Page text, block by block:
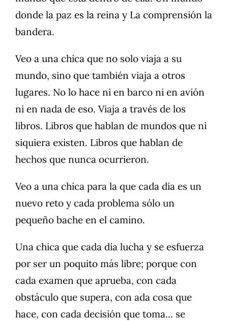
donde la paz es la reina y La comprensión la
bandera.
Veo a una chica que no solo viaja a su
mundo, sino que también viaja a otros
lugares. No lo hace ni en barco ni en avión
ni en nada de eso. Viaja a través de los
libros. Libros que hablan de mundos que ni
siquiera existen. Libros que hablan de
hechos que nunca ocurrieron.
Veo a una chica para la que cada día es un
nuevo reto y cada problema sólo un
pequeño bache en el camino.
Una chica que cada día lucha y se esfuerza
por ser un poquito más libre; porque con
cada examen que aprueba, con cada
obstáculo que supera, con ada cosa que
hace, con cada decisión que toma… se